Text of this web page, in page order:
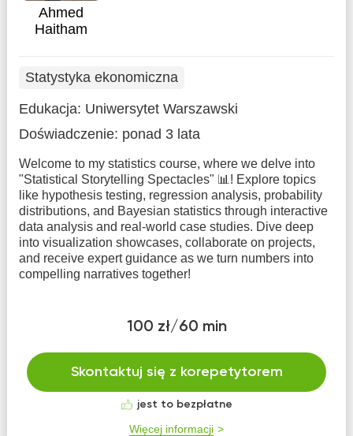
Ahmed
Haitham
Statystyka ekonomiczna
Edukacja: Uniwersytet Warszawski
Doświadczenie: ponad 3 lata
Welcome to my statistics course, where we delve into
"Statistical Storytelling Spectacles" 📊! Explore topics
like hypothesis testing, regression analysis, probability
distributions, and Bayesian statistics through interactive
data analysis and real-world case studies. Dive deep
into visualization showcases, collaborate on projects,
and receive expert guidance as we turn numbers into
compelling narratives together!
100 zł/60 min
Skontaktuj się z korepetytorem
jest to bezpłatne
Więcej informacji